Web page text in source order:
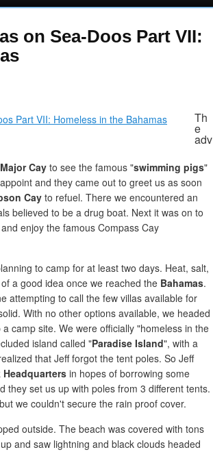
on Sea-Doos Part VII:
Th
e
adv
Cay to see the famous "swimming pigs"
and they came out to greet us as soon
Cay to refuel. There we encountered an
believed to be a drug boat. Next it was on to
enjoy the famous Compass Cay
to camp for at least two days. Heat, salt,
a good idea once we reached the Bahamas.
attempting to call the few villas available for
With no other options available, we headed
a camp site. We were officially "homeless in the
island called "Paradise Island", with a
that Jeff forgot the tent poles. So Jeff
Headquartersin hopes of borrowing some
they set us up with poles from 3 different tents.
we couldn't secure the rain proof cover.
outside. The beach was covered with tons
and saw lightning and black clouds headed